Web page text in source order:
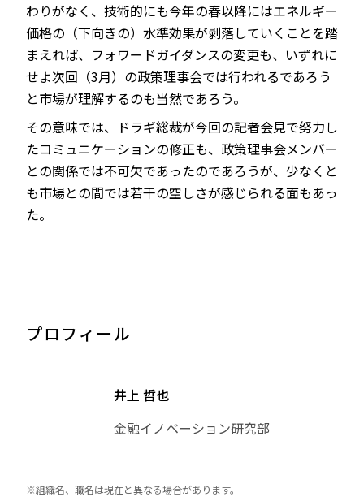
わりがなく、技術的にも今年の春以降にはエネルギー
価格の（下向きの）水準効果が剥落していくことを踏
まえれば、フォワードガイダンスの変更も、いずれに
せよ次回（3月）の政策理事会では行われるであろう
と市場が理解するのも当然であろう。
その意味では、ドラギ総裁が今回の記者会見で努力し
たコミュニケーションの修正も、政策理事会メンバー
との関係では不可欠であったのであろうが、少なくと
も市場との間では若干の空しさが感じられる面もあっ
た。
プロフィール
井上 哲也
金融イノベーション研究部
※組織名、職名は現在と異なる場合があります。